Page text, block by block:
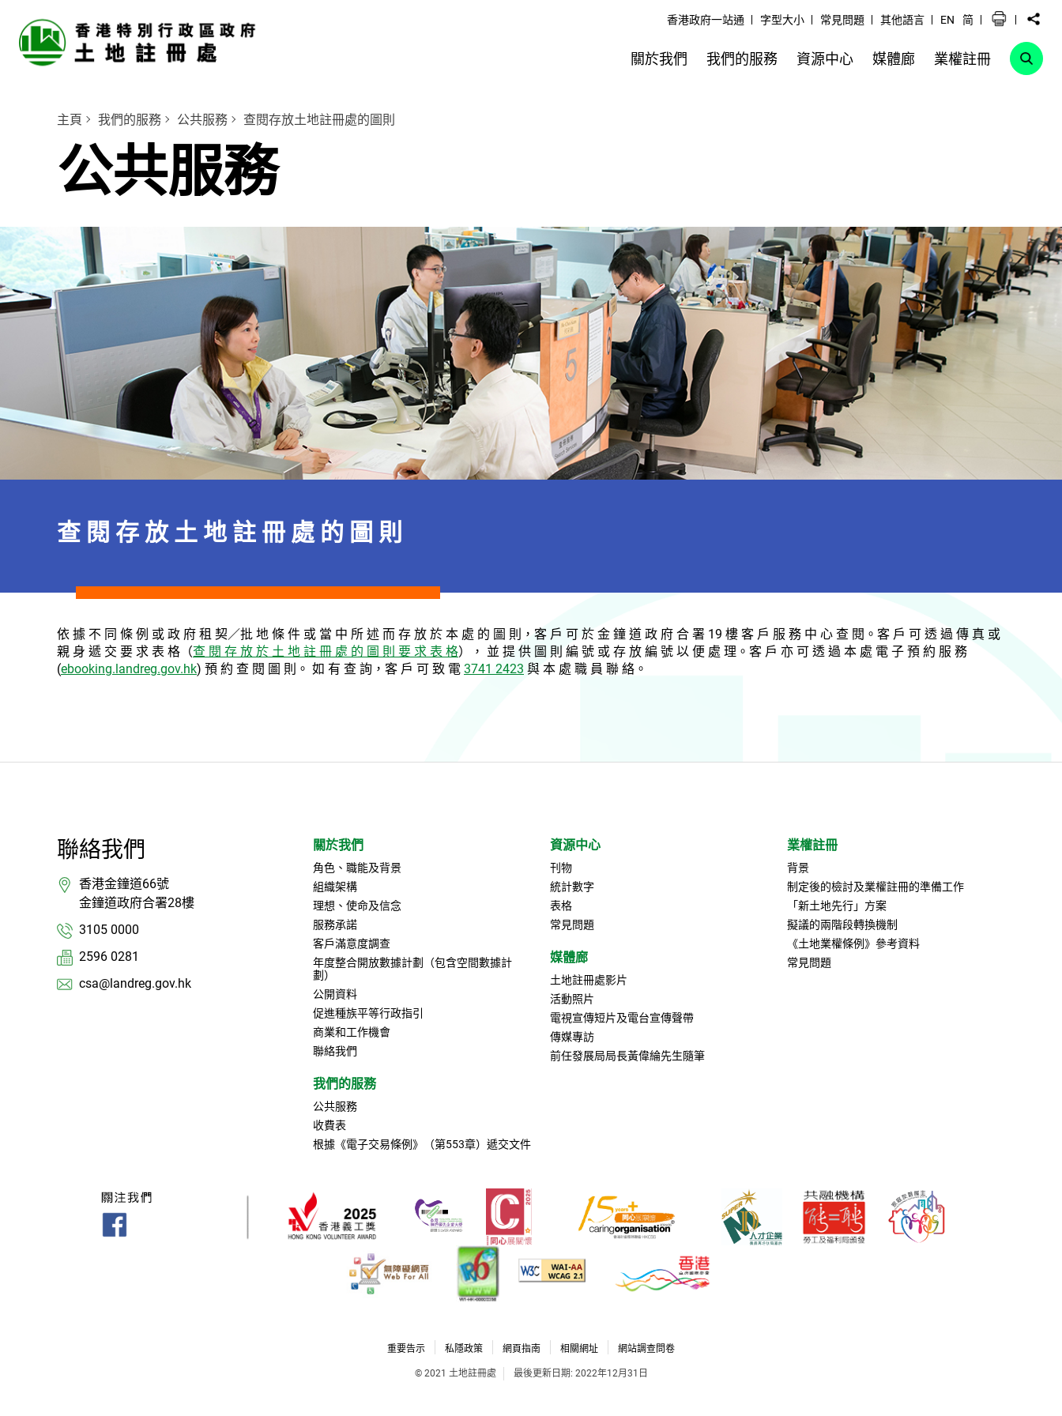
香港政府一站通 字型大小 常見問題 其他語言 EN 简
關於我們 我們的服務 資源中心 媒體廊 業權註冊
主頁 我們的服務 公共服務 查閱存放土地註冊處的圖則
公共服務
查 閱 存 放 土 地 註 冊 處 的 圖 則
依 據 不 同 條 例 或 政 府 租 契／批 地 條 件 或 當 中 所 述 而 存 放 於 本 處 的 圖 則，客 戶 可 於 金 鐘 道 政 府 合 署 19 樓 客 戶 服 務 中 心 查 閱。客 戶 可 透 過 傳 真 或
親 身 遞 交 要 求 表 格（查 閱 存 放 於 土 地 註 冊 處 的 圖 則 要 求 表 格）， 並 提 供 圖 則 編 號 或 存 放 編 號 以 便 處 理。客 戶 亦 可 透 過 本 處 電 子 預 約 服 務
(ebooking.landreg.gov.hk) 預 約 查 閱 圖 則。 如 有 查 詢，客 戶 可 致 電 3741 2423 與 本 處 職 員 聯 絡。
聯絡我們
香港金鐘道66號
金鐘道政府合署28樓
3105 0000
2596 0281
csa@landreg.gov.hk
關於我們
角色、職能及背景
組織架構
理想、使命及信念
服務承諾
客戶滿意度調查
年度整合開放數據計劃（包含空間數據計
劃）
公開資料
促進種族平等行政指引
商業和工作機會
聯絡我們
我們的服務
公共服務
收費表
根據《電子交易條例》（第553章）遞交文件
資源中心
刊物
統計數字
表格
常見問題
媒體廊
土地註冊處影片
活動照片
電視宣傳短片及電台宣傳聲帶
傳媒專訪
前任發展局局長黃偉綸先生隨筆
業權註冊
背景
制定後的檢討及業權註冊的準備工作
「新土地先行」方案
擬議的兩階段轉換機制
《土地業權條例》參考資料
常見問題
重要告示 私隱政策 網頁指南 相關網址 網站調查問卷
© 2021 土地註冊處 最後更新日期: 2022年12月31日